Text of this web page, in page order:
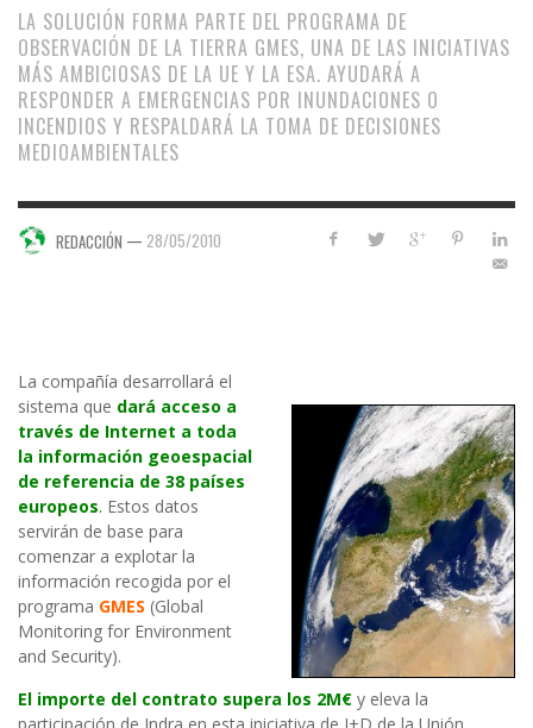
LA SOLUCIÓN FORMA PARTE DEL PROGRAMA DE
OBSERVACIÓN DE LA TIERRA GMES, UNA DE LAS INICIATIVAS
MÁS AMBICIOSAS DE LA UE Y LA ESA. AYUDARÁ A
RESPONDER A EMERGENCIAS POR INUNDACIONES O
INCENDIOS Y RESPALDARÁ LA TOMA DE DECISIONES
MEDIOAMBIENTALES
REDACCIÓN — 28/05/2010
La compañía desarrollará el
sistema que dará acceso a
través de Internet a toda
la información geoespacial
de referencia de 38 países
europeos. Estos datos
servirán de base para
comenzar a explotar la
información recogida por el
programa GMES (Global
Monitoring for Environment
and Security).
El importe del contrato supera los 2M€ y eleva la